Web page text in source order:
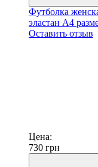
Футболка
эластан А4
Оставить отзыв
Цена:
730 грн